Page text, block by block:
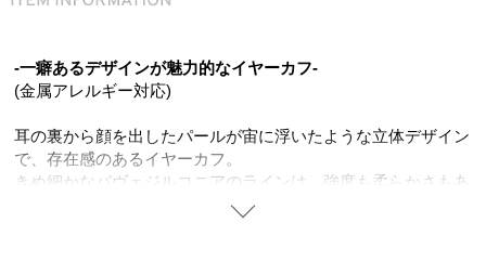
-一癖あるデザインが魅力的なイヤーカフ-
(金属アレルギー対応)
耳の裏から顔を出したパールが宙に浮いたような立体デザイン
で、存在感のあるイヤーカフ。
きめ細かなパヴェジルコニアのラインは、強度も柔らかさもあ
る真鍮ならでは。重厚感のあるデザインながら軽く、ストレス